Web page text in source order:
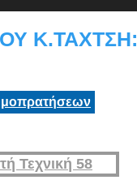
Κ.ΤΑΧΤΣΗ:
Τεχνική 58